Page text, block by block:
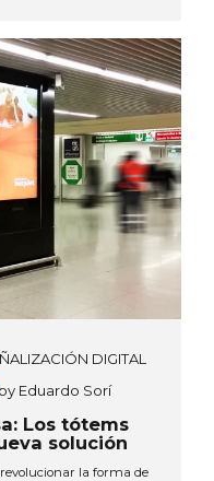
que aportan las pantallas
ciudades se...
DIGITAL
by Eduardo Sorí
Los tótems
solución
la forma de